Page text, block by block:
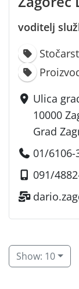
voditelj
Ulica
10000
Grad
01/6106-
091/
Show: 10